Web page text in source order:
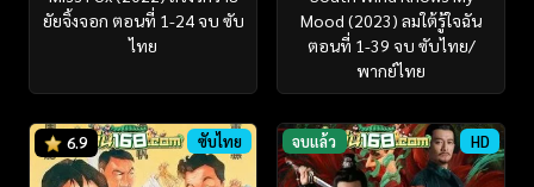
ยัยจิ้งจอก ตอนที่ 1-24 จบ ซับ
ไทย
Mood (2023) ลมใต้รู้ใจฉัน
ตอนที่ 1-39 จบ ซับไทย/
พากย์ไทย
6.9 ซับไทย จบแล้ว HD